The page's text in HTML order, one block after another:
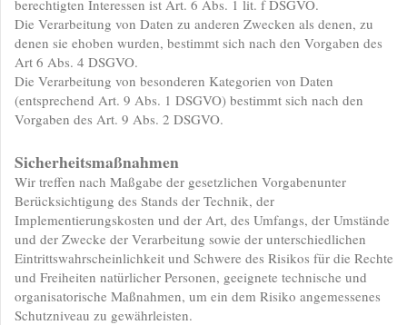
berechtigten Interessen ist Art. 6 Abs. 1 lit. f DSGVO.
Die Verarbeitung von Daten zu anderen Zwecken als denen, zu
denen sie ehoben wurden, bestimmt sich nach den Vorgaben des
Art 6 Abs. 4 DSGVO.
Die Verarbeitung von besonderen Kategorien von Daten
(entsprechend Art. 9 Abs. 1 DSGVO) bestimmt sich nach den
Vorgaben des Art. 9 Abs. 2 DSGVO.
Sicherheitsmaßnahmen
Wir treffen nach Maßgabe der gesetzlichen Vorgabenunter
Berücksichtigung des Stands der Technik, der
Implementierungskosten und der Art, des Umfangs, der Umstände
und der Zwecke der Verarbeitung sowie der unterschiedlichen
Eintrittswahrscheinlichkeit und Schwere des Risikos für die Rechte
und Freiheiten natürlicher Personen, geeignete technische und
organisatorische Maßnahmen, um ein dem Risiko angemessenes
Schutzniveau zu gewährleisten.